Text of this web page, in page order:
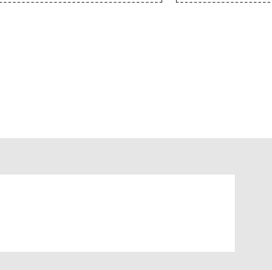
选择题